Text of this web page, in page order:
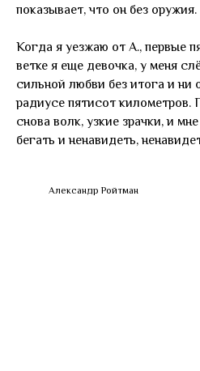
показывает, что он без оружия.
Когда я уезжаю от А., первые
ветке я еще девочка, у меня
сильной любви без итога и ни
радиусе пятисот километров.
снова волк, узкие зрачки, и
бегать и ненавидеть,
Александр Ройтман